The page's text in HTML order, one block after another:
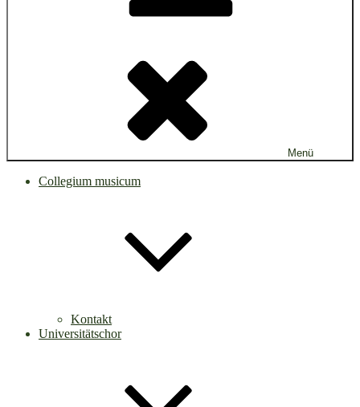
Menü
Collegium musicum
Kontakt
Universitätschor